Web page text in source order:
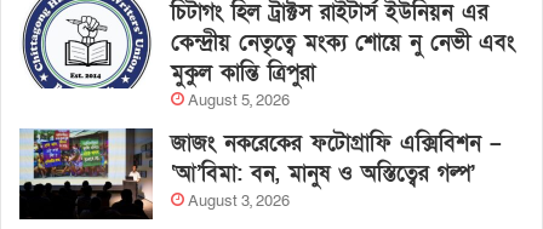
চিটাগং হিল ট্রাক্টস রাইটার্স ইউনিয়ন এর
কেন্দ্রীয় নেতৃত্বে মংক্য শোয়ে নু নেভী এবং
মুকুল কান্তি ত্রিপুরা
August 5, 2026
জাজং নকরেকের ফটোগ্রাফি এক্সিবিশন –
‘আ’বিমা: বন, মানুষ ও অস্তিত্বের গল্প’
August 3, 2026